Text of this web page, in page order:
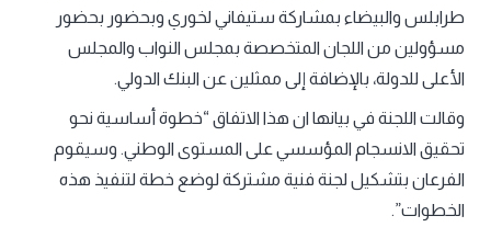
طرابلس والبيضاء بمشاركة ستيفاني لخوري وبحضور بحضور
مسؤولين من اللجان المتخصصة بمجلس النواب والمجلس
الأعلى للدولة، بالإضافة إلى ممثلين عن البنك الدولي.
وقالت اللجنة في بيانها ان هذا الاتفاق “خطوة أساسية نحو
تحقيق الانسجام المؤسسي على المستوى الوطني. وسيقوم
الفرعان بتشكيل لجنة فنية مشتركة لوضع خطة لتنفيذ هذه
الخطوات”.